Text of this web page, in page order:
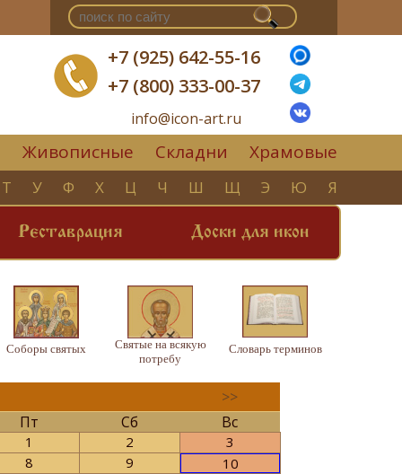
+7 (925) 642-55-16
+7 (800) 333-00-37
info@icon-art.ru
Живописные Складни Храмовые
Т У Ф Х Ц Ч Ш Щ Э Ю Я
Реставрация Доски для икон
Соборы святых
Святые на всякую
потребу
Словарь терминов
>>
Пт
Сб Вс
1 2
3
8
9
10